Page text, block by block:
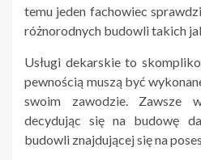
temu jeden fachowiec
różnorodnych budowli takich
Usługi dekarskie to
pewnością muszą być
swoim zawodzie. Zawsze
decydując się na budowę
budowli znajdującej się na